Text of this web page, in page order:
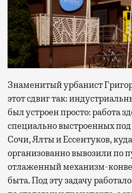
Знаменитый урбанист
этот сдвиг так:
был устроен просто: работа
специально выстроенных под
Сочи, Ялты и Ессентуков,
организованно вывозили по
отлаженный механизм-
быта. Под эту задачу